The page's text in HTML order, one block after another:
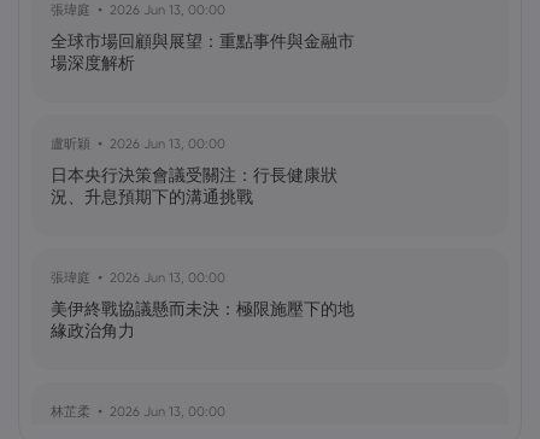
Fintech 股票值得關注：Nu
Holdings（NU）股票、SOFI 股票
Quantum Inc. 發生了什麼事？
張瑋庭 2026 Jun 13, 00:00
全球市場回顧與展望：重點事件與金融市
場深度解析
盧昕穎 2026 Jun 13, 00:00
日本央行決策會議受關注：行長健康狀
況、升息預期下的溝通挑戰
張瑋庭 2026 Jun 13, 00:00
美伊終戰協議懸而未決：極限施壓下的地
緣政治角力
林芷柔 2026 Jun 13, 00:00